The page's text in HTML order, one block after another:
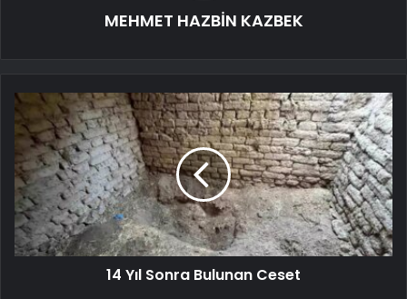
MEHMET HAZBİN KAZBEK
14 Yıl Sonra Bulunan Ceset